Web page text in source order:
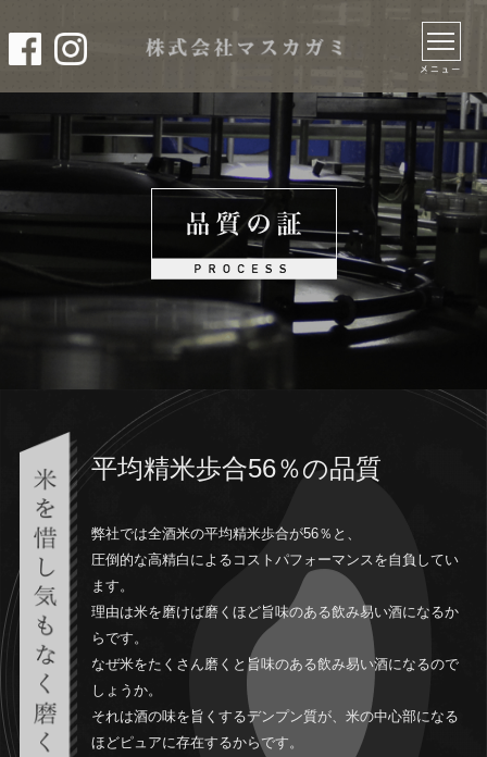
平均精米歩合56％の品質
弊社では全酒米の平均精米歩合が56％と、
圧倒的な高精白によるコストパフォーマンスを自負してい
ます。
理由は米を磨けば磨くほど旨味のある飲み易い酒になるか
らです。
なぜ米をたくさん磨くと旨味のある飲み易い酒になるので
しょうか。
それは酒の味を旨くするデンプン質が、米の中心部になる
ほどピュアに存在するからです。